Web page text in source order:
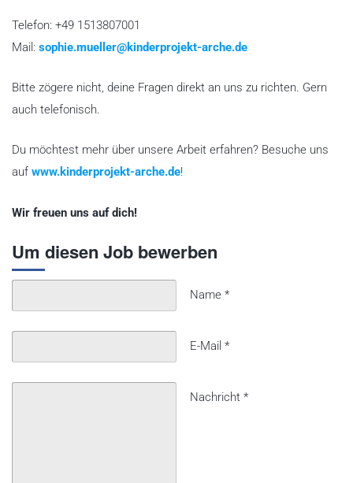
S
i
f
e
e
n
k
,
Telefon: +49 1513807001
Mail: sophie.mueller@kinderprojekt-arche.de
Bitte zögere nicht, deine Fragen direkt an uns zu richten. Gern
auch telefonisch.
Du möchtest mehr über unsere Arbeit erfahren? Besuche uns
auf www.kinderprojekt-arche.de!
Wir freuen uns auf dich!
Um diesen Job bewerben
Name *
E-Mail *
Nachricht *